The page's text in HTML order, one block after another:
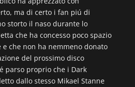
ma di certo i fan piú di
storto il naso durante lo
che ha concesso poco spazio
che non ha nemmeno donato
del prossimo disco
parso proprio che i Dark
dallo stesso Mikael Stanne